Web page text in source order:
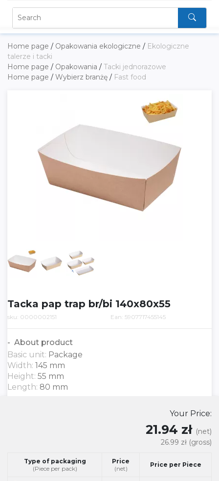
Home page / Opakowania ekologiczne / Ekologiczne
talerze i tacki
Home page / Opakowania / Tacki jednorazowe
Home page / Wybierz branżę / Fast food
Tacka pap trap br/bi 140x80x55
sku: 0000002151 Ean: 5907717455145
About product
Basic unit: Package
Width: 145 mm
Height: 55 mm
Length: 80 mm
Your Price:
21.94 zł (net)
26.99 zł (gross)
Type of packaging
(Piece per pack)
Price
(net)
Price per Piece